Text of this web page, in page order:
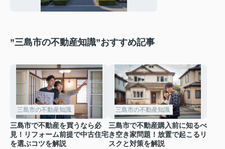
”三島市の不動産知識”おすすめ記事
三島市の不動産知識
三島市で不動産を買うなら必
見！リフォーム前提で中古住宅
を選ぶコツを解説
三島市の不動産知識
三島市で不動産購入前に知るべ
き空き家問題！放置で起こるリ
スクと対策を解説